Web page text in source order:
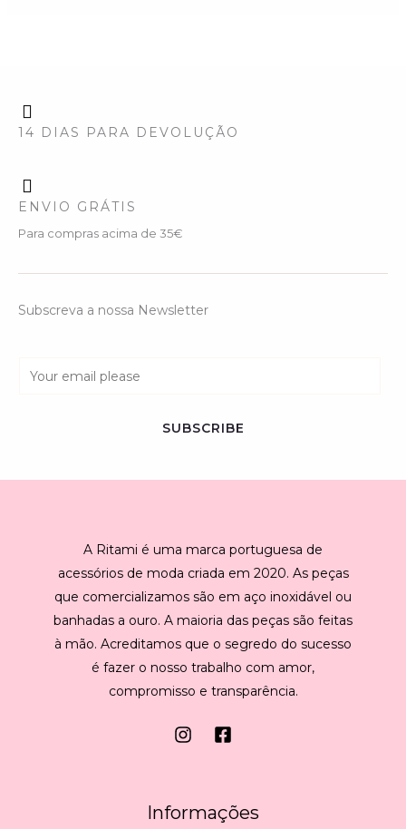
14 DIAS PARA DEVOLUÇÃO
ENVIO GRÁTIS
Para compras acima de 35€
Subscreva a nossa Newsletter
SUBSCRIBE
A Ritami é uma marca portuguesa de
acessórios de moda criada em 2020. As peças
que comercializamos são em aço inoxidável ou
banhadas a ouro. A maioria das peças são feitas
à mão. Acreditamos que o segredo do sucesso
é fazer o nosso trabalho com amor,
compromisso e transparência.
Informações